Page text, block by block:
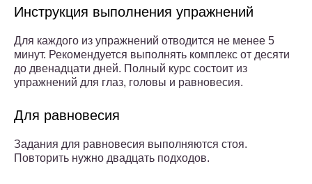
Инструкция выполнения упражнений
Для каждого из упражнений отводится не менее 5
минут. Рекомендуется выполнять комплекс от десяти
до двенадцати дней. Полный курс состоит из
упражнений для глаз, головы и равновесия.
Для равновесия
Задания для равновесия выполняются стоя.
Повторить нужно двадцать подходов.